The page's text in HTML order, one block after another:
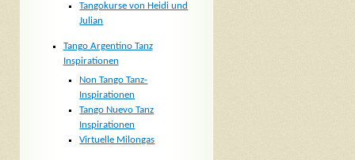
Tangokurse von Heidi und
Julian
Tango Argentino Tanz
Inspirationen
Non Tango Tanz-
Inspirationen
Tango Nuevo Tanz
Inspirationen
Virtuelle Milongas